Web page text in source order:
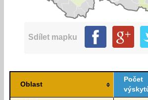
Sdílet mapku
Oblast
Počet